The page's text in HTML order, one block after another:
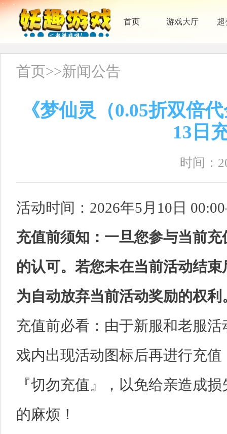
首页 游戏大厅 超
首页>>新闻公告
《梦仙灵（0.05折双倍
13日
时间：
活动时间：2026年5月10日
充值前须知：一旦您参与当前
的认可。若您未在当前活动结
为自动放弃当前活动奖励的权利
充值前必看：由于新服和老服
戏内出现活动图标后再进行充
『切勿充值』，以免给亲造成
的麻烦！